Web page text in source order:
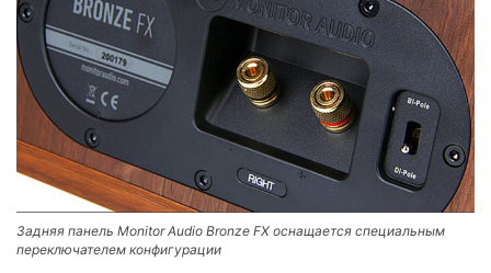
Задняя панель Monitor Audio Bronze FX оснащается специальным
переключателем конфигурации